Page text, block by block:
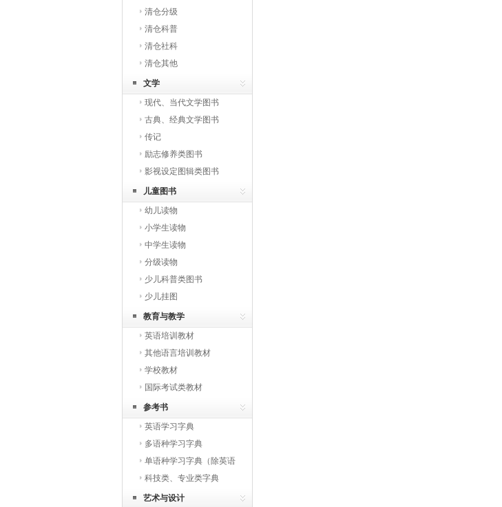
清仓分级
清仓科普
清仓社科
清仓其他
文学
现代、当代文学图书
古典、经典文学图书
传记
励志修养类图书
影视设定图辑类图书
儿童图书
幼儿读物
小学生读物
中学生读物
分级读物
少儿科普类图书
少儿挂图
教育与教学
英语培训教材
其他语言培训教材
学校教材
国际考试类教材
参考书
英语学习字典
多语种学习字典
单语种学习字典（除英语
外）
科技类、专业类字典
艺术与设计